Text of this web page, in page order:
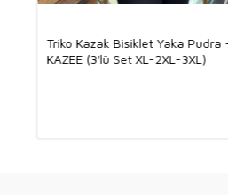
Triko Kazak Bisiklet Yaka Pudra
KAZEE (3'lü Set XL-2XL-3XL)